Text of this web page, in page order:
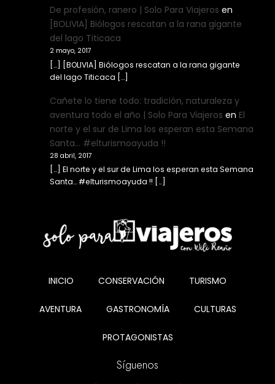
De profesión, ranero | Solo Para Viajeros en
[BOLIVIA] Biólogos rescatan a la rana gigante
del lago Titicaca
2 mayo, 2017
[…] [BOLIVIA] Biólogos rescatan a la rana gigante
del lago Titicaca […]
Cañete lo tiene todo: tradición, naturaleza y
aventura todo el año | Solo Para Viajeros en El
norte y el sur de Lima los esperan esta Semana
Santa… #elturismoayuda !!
28 abril, 2017
[…] El norte y el sur de Lima los esperan esta Semana
Santa… #elturismoayuda !! […]
INICIO CONSERVACIÓN TURISMO
AVENTURA GASTRONOMÍA CULTURAS
PROTAGONISTAS
Síguenos